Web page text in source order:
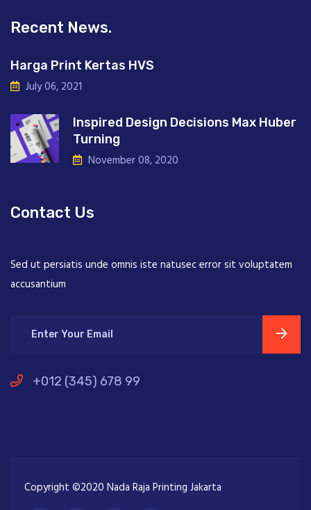
Recent News.
Harga Print Kertas HVS
July 06, 2021
Inspired Design Decisions Max Huber
Turning
November 08, 2020
Contact Us
Sed ut persiatis unde omnis iste natusec error sit voluptatem
accusantium
+012 (345) 678 99
Copyright ©2020 Nada Raja Printing Jakarta